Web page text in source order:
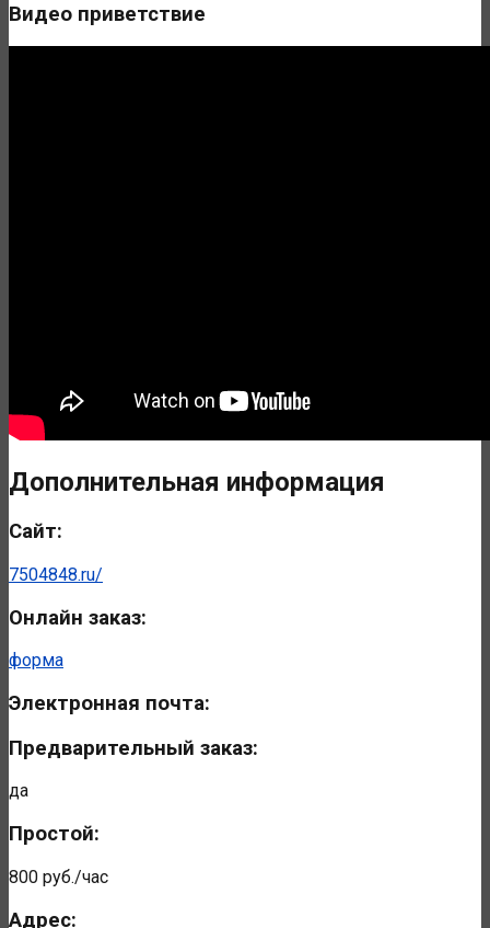
Видео приветствие
Дополнительная информация
Сайт:
7504848.ru/
Онлайн заказ:
форма
Электронная почта:
Предварительный заказ:
да
Простой:
800 руб./час
Адрес: